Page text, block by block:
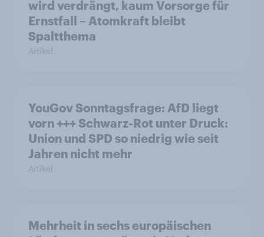
wird verdrängt, kaum Vorsorge für
Ernstfall – Atomkraft bleibt
Spaltthema
Artikel
YouGov Sonntagsfrage: AfD liegt
vorn +++ Schwarz-Rot unter Druck:
Union und SPD so niedrig wie seit
Jahren nicht mehr
Artikel
Mehrheit in sechs europäischen